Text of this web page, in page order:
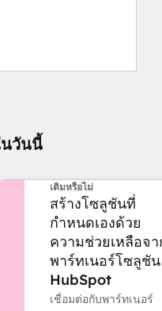
นวันนี้
เติมหรือไม่
สร้างโซลูชันที่
กำหนดเองด้วย
ความช่วยเหลือจ
พาร์ทเนอร์โซลูชัน
HubSpot
เชื่อมต่อกับพาร์ทเนอร์